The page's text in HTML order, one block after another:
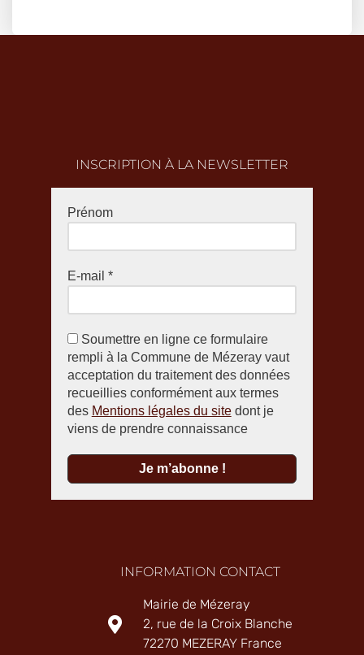
INSCRIPTION À LA NEWSLETTER
Prénom
E-mail *
Soumettre en ligne ce formulaire
rempli à la Commune de Mézeray vaut
acceptation du traitement des données
recueillies conformément aux termes
des Mentions légales du sitedont je
viens de prendre connaissance
INFORMATION CONTACT
Mairie de Mézeray
2, rue de la Croix Blanche
72270 MEZERAY France